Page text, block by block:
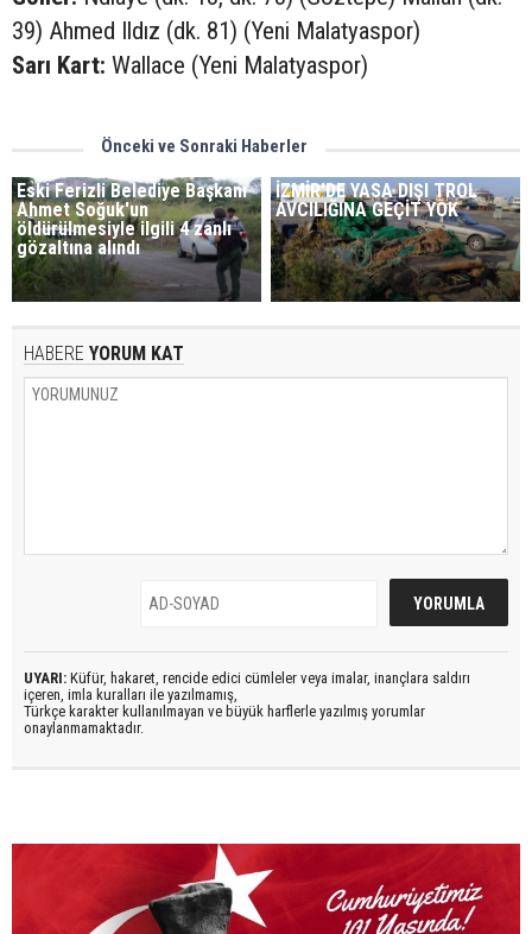
39) Ahmed Ildız (dk. 81) (Yeni Malatyaspor)
Sarı Kart: Wallace (Yeni Malatyaspor)
Önceki ve Sonraki Haberler
Eski Ferizli Belediye Başkanı
Ahmet Soğuk'un
öldürülmesiyle ilgili 4 zanlı
gözaltına alındı
İZMİR'DE YASA DIŞI TROL
AVCILIĞINA GEÇİT YOK
HABERE YORUM KAT
UYARI: Küfür, hakaret, rencide edici cümleler veya imalar, inançlara saldırı
içeren, imla kuralları ile yazılmamış,
Türkçe karakter kullanılmayan ve büyük harflerle yazılmış yorumlar
onaylanmamaktadır.